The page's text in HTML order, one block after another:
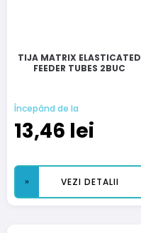
TIJA MATRIX ELASTICATED
FEEDER TUBES 2BUC
Începând de la
13,46 lei
VEZI DETALII